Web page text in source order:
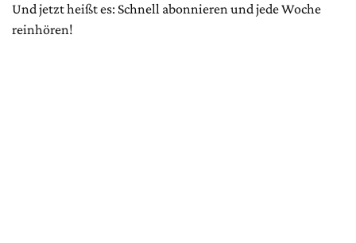
Und jetzt heißt es: Schnell abonnieren und jede Woche
reinhören!